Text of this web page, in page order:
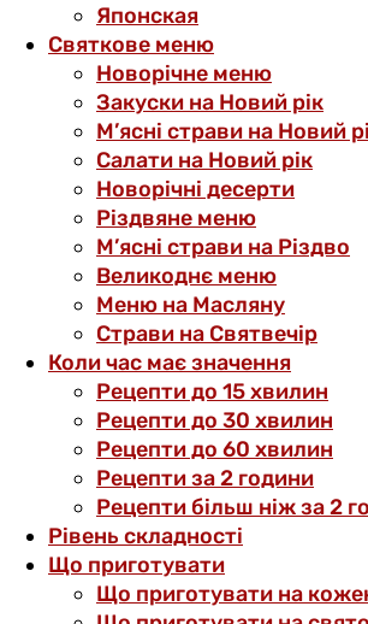
Японская
Святкове меню
Новорічне меню
Закуски на Новий рік
М’ясні страви на Новий
Салати на Новий рік
Новорічні десерти
Різдвяне меню
М’ясні страви на Різдво
Великоднє меню
Меню на Масляну
Страви на Святвечір
Коли час має значення
Рецепти до 15 хвилин
Рецепти до 30 хвилин
Рецепти до 60 хвилин
Рецепти за 2 години
Рецепти більш ніж за 2
Рівень складності
Що приготувати
Що приготувати на